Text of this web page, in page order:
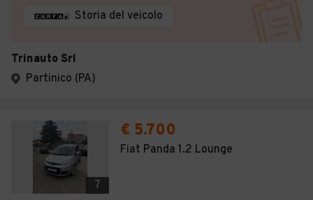
Storia del veicolo
Trinauto Srl
Partinico (PA)
7
€ 5.700
Fiat Panda 1.2 Lounge